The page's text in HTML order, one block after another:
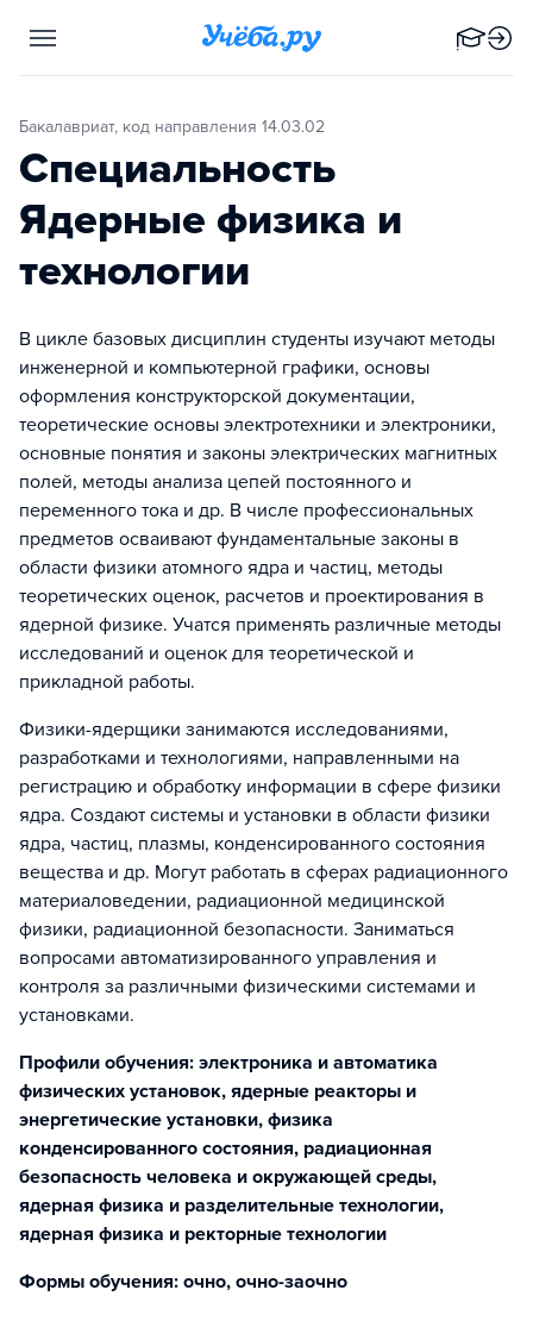
Бакалавриат, код направления 14.03.02
Специальность
Ядерные физика и
технологии
В цикле базовых дисциплин студенты изучают методы
инженерной и компьютерной графики, основы
оформления конструкторской документации,
теоретические основы электротехники и электроники,
основные понятия и законы электрических магнитных
полей, методы анализа цепей постоянного и
переменного тока и др. В числе профессиональных
предметов осваивают фундаментальные законы в
области физики атомного ядра и частиц, методы
теоретических оценок, расчетов и проектирования в
ядерной физике. Учатся применять различные методы
исследований и оценок для теоретической и
прикладной работы.
Физики-ядерщики занимаются исследованиями,
разработками и технологиями, направленными на
регистрацию и обработку информации в сфере физики
ядра. Создают системы и установки в области физики
ядра, частиц, плазмы, конденсированного состояния
вещества и др. Могут работать в сферах радиационного
материаловедении, радиационной медицинской
физики, радиационной безопасности. Заниматься
вопросами автоматизированного управления и
контроля за различными физическими системами и
установками.
Профили обучения: электроника и автоматика
физических установок, ядерные реакторы и
энергетические установки, физика
конденсированного состояния, радиационная
безопасность человека и окружающей среды,
ядерная физика и разделительные технологии,
ядерная физика и ректорные технологии
Формы обучения: очно, очно-заочно